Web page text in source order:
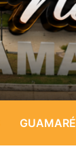
GUAMARÉ